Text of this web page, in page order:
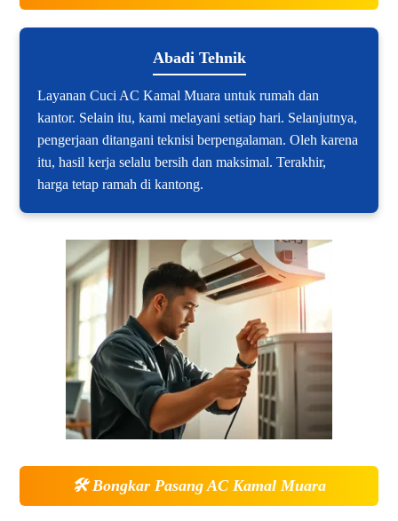
Abadi Tehnik
Layanan Cuci AC Kamal Muara untuk rumah dan
kantor. Selain itu, kami melayani setiap hari. Selanjutnya,
pengerjaan ditangani teknisi berpengalaman. Oleh karena
itu, hasil kerja selalu bersih dan maksimal. Terakhir,
harga tetap ramah di kantong.
🛠️Bongkar Pasang AC Kamal Muara